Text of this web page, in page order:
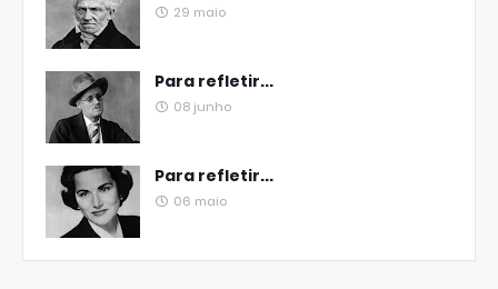
29 maio
Para refletir...
08 junho
Para refletir...
06 maio